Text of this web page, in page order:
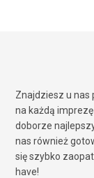
Znajdziesz u nas
na każdą
doborze
nas również
się szybko
have!